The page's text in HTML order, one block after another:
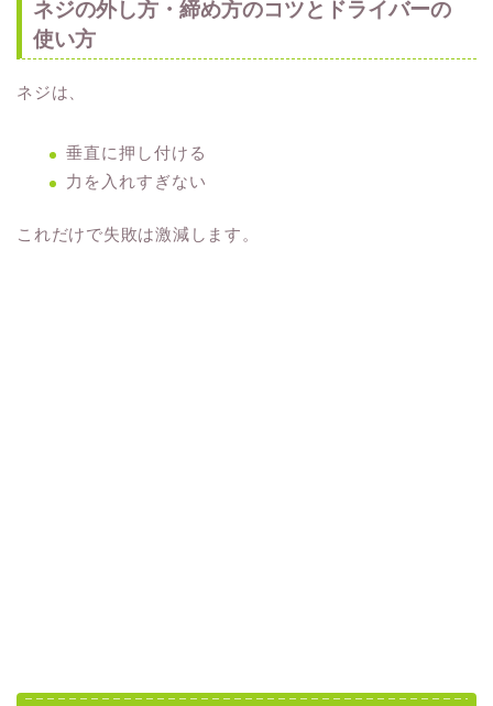
ネジの外し方・締め方のコツとドライバーの
使い方
ネジは、
垂直に押し付ける
力を入れすぎない
これだけで失敗は激減します。